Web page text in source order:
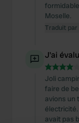
Moselle.
Traduit par
J'ai
Joli
faire de
avions un
avait pas